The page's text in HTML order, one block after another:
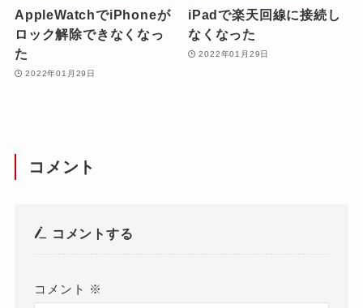
AppleWatchでiPhoneが
ロック解除できなくなっ
た
2022年01月29日
iPadで楽天回線に接続し
なくなった
2022年01月29日
コメント
コメントする
コメント ※